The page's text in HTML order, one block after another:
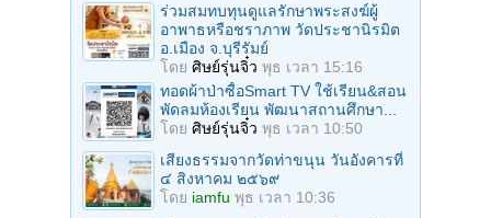
ร่วมสมทบทุนดูแลรักษาพระสงฆ์ผู้
อาพาธหรือชราภาพ วัดประชานิรมิต
อ.เมือง จ.บุรีรัมย์
โดย ศิษย์รุ่นจิ๋ว พุธ เวลา 15:16
ทอดผ้าป่าซื้อSmart TV ใช้เรียน&สอน
พัดลมห้องเรียน พัฒนาสถานศึกษา...
โดย ศิษย์รุ่นจิ๋ว พุธ เวลา 10:50
เสียงธรรมจากวัดท่าขนุน วันอังคารที่
๔ สิงหาคม ๒๕๖๙
โดย iamfu พุธ เวลา 10:36